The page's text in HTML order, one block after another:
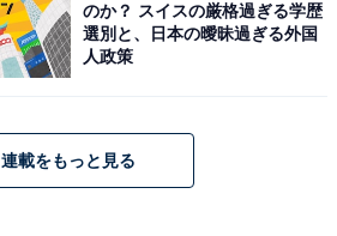
のか？ スイスの厳格過ぎる学歴
選別と、日本の曖昧過ぎる外国
人政策
連載をもっと見る